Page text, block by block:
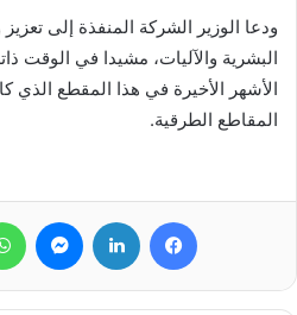
ودعا الوزير الشركة المنفذة إلى
البشرية والآليات، مشيدا في الوقت
الأشهر الأخيرة في هذا المقطع الذي
المقاطع الطرقية.
فيسبوك لينكدإن